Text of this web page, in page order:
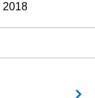
2018
2015
2012